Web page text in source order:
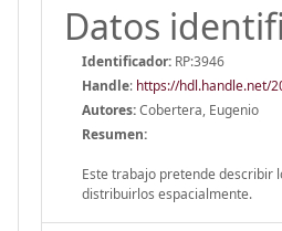
Datos
Identificador: RP:3946
Handle: https://hdl.handle.net/
Autores:Cobertera, Eugenio
Resumen:
Este trabajo pretende describir
distribuirlos espacialmente.